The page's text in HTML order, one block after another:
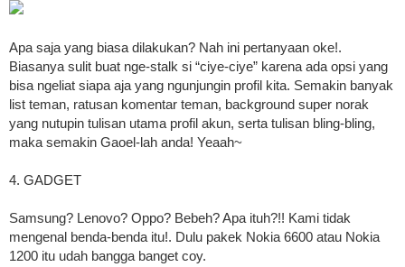
Apa saja yang biasa dilakukan? Nah ini pertanyaan oke!.
Biasanya sulit buat nge-stalk si “ciye-ciye” karena ada opsi yang
bisa ngeliat siapa aja yang ngunjungin profil kita. Semakin banyak
list teman, ratusan komentar teman, background super norak
yang nutupin tulisan utama profil akun, serta tulisan bling-bling,
maka semakin Gaoel-lah anda! Yeaah~
4. GADGET
Samsung? Lenovo? Oppo? Bebeh? Apa ituh?!! Kami tidak
mengenal benda-benda itu!. Dulu pakek Nokia 6600 atau Nokia
1200 itu udah bangga banget coy.